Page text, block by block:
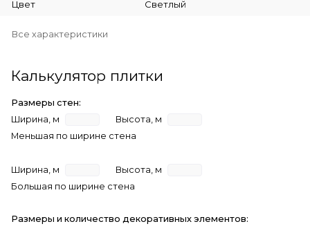
Цвет Светлый
Все характеристики
Калькулятор плитки
Размеры стен:
Ширина, м
Высота, м
Меньшая по ширине стена
Ширина, м
Высота, м
Большая по ширине стена
Размеры и количество декоративных элементов: